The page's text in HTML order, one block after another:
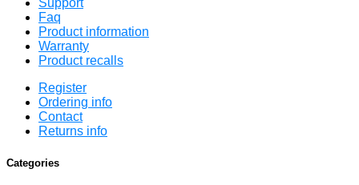
Support
Faq
Product information
Warranty
Product recalls
Register
Ordering info
Contact
Returns info
Categories